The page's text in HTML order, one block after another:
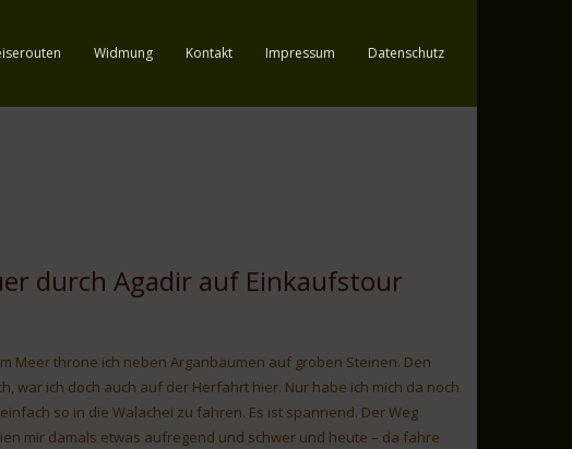
Widmung Kontakt Impressum Datenschutz
durch Agadir auf Einkaufstour
Meer throne ich neben Arganbäumen auf groben Steinen. Den
war ich doch auch auf der Herfahrt hier. Nur habe ich mich da noch
so in die Walachei zu fahren. Es ist spannend. Der Weg
mir damals etwas aufregend und schwer und heute – da fahre